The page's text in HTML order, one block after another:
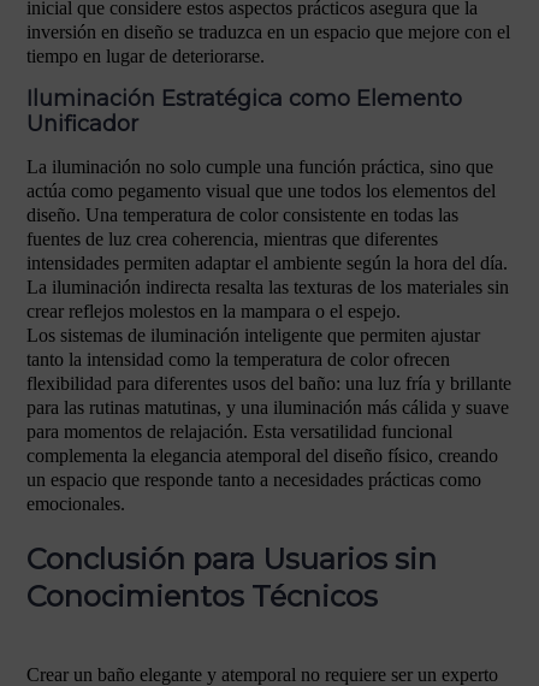
inicial que considere estos aspectos prácticos asegura que la
inversión en diseño se traduzca en un espacio que mejore con el
tiempo en lugar de deteriorarse.
Iluminación Estratégica como Elemento
Unificador
La iluminación no solo cumple una función práctica, sino que
actúa como pegamento visual que une todos los elementos del
diseño. Una temperatura de color consistente en todas las
fuentes de luz crea coherencia, mientras que diferentes
intensidades permiten adaptar el ambiente según la hora del día.
La iluminación indirecta resalta las texturas de los materiales sin
crear reflejos molestos en la mampara o el espejo.
Los sistemas de iluminación inteligente que permiten ajustar
tanto la intensidad como la temperatura de color ofrecen
flexibilidad para diferentes usos del baño: una luz fría y brillante
para las rutinas matutinas, y una iluminación más cálida y suave
para momentos de relajación. Esta versatilidad funcional
complementa la elegancia atemporal del diseño físico, creando
un espacio que responde tanto a necesidades prácticas como
emocionales.
Conclusión para Usuarios sin
Conocimientos Técnicos
Crear un baño elegante y atemporal no requiere ser un experto